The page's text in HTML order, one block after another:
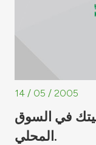
14 / 05 / 2005
في السوق
المحلي.